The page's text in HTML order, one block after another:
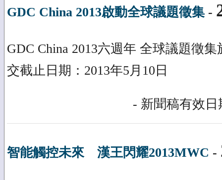
GDC China 2013啟動全球議題徵集 -
GDC China 2013六週年 全球議題徵
交截止日期：2013年5月10日
- 新聞稿有效日
智能觸控未來 漢王閃耀2013MWC -